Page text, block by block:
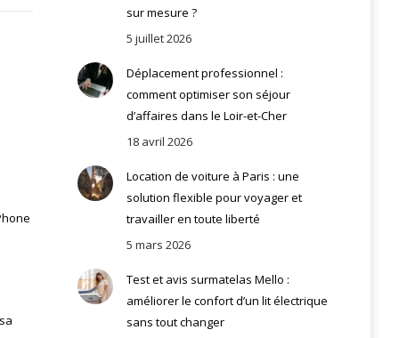
sur mesure ?
5 juillet 2026
Déplacement professionnel :
comment optimiser son séjour
d’affaires dans le Loir-et-Cher
18 avril 2026
Location de voiture à Paris : une
solution flexible pour voyager et
travailler en toute liberté
5 mars 2026
Test et avis surmatelas Mello :
améliorer le confort d’un lit électrique
sans tout changer